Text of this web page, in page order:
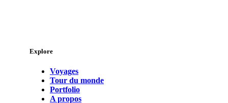
Explore
Voyages
Tour du monde
Portfolio
A propos